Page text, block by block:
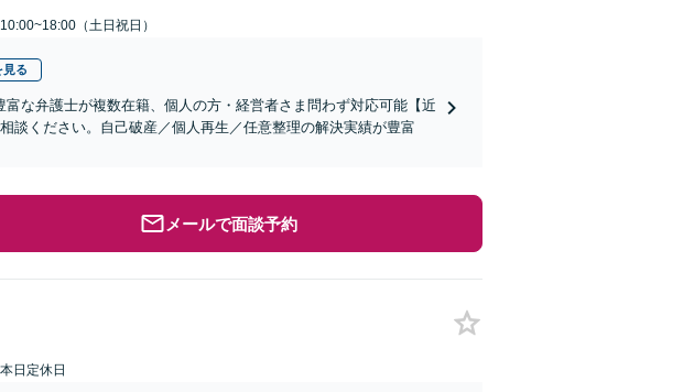
（土日祝日）
見る
富な弁護士が複数在籍、個人の方・経営者さま問わず対応可能【近
談ください。自己破産／個人再生／任意整理の解決実績が豊富
メールで面談予約
日定休日